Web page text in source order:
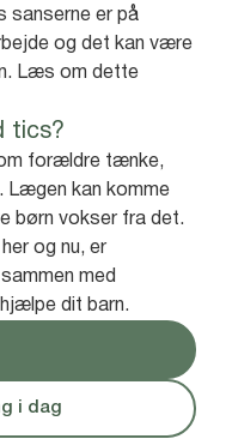
sanserne er på
og det kan være
Læs om dette
tics?
forældre tænke,
Lægen kan komme
børn vokser fra det.
og nu, er
med
dit barn.
i dag